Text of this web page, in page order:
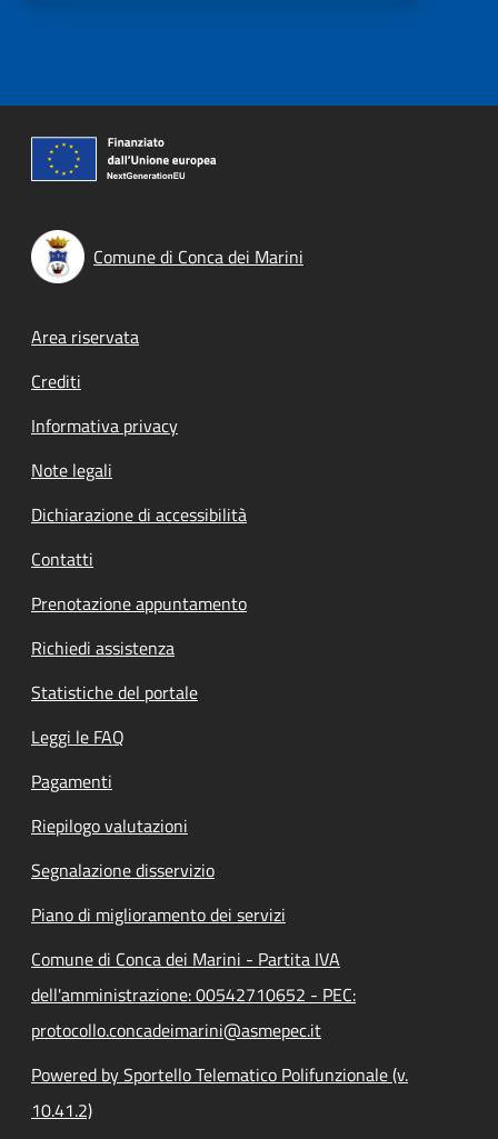
Comune di Conca dei Marini
Footer menu
Area riservata
Crediti
Informativa privacy
Note legali
Dichiarazione di accessibilità
Contatti
Prenotazione appuntamento
Richiedi assistenza
Statistiche del portale
Leggi le FAQ
Pagamenti
Riepilogo valutazioni
Segnalazione disservizio
Piano di miglioramento dei servizi
Comune di Conca dei Marini - Partita IVA
dell'amministrazione: 00542710652 - PEC:
protocollo.concadeimarini@asmepec.it
Powered by Sportello Telematico Polifunzionale (v.
10.41.2)